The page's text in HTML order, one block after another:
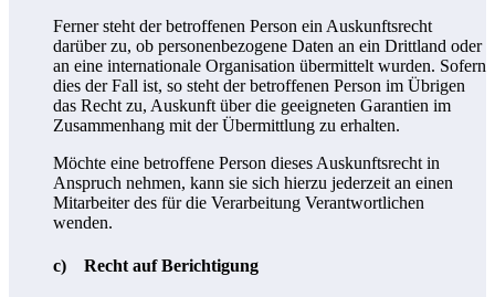
Ferner steht der betroffenen Person ein Auskunftsrecht
darüber zu, ob personenbezogene Daten an ein Drittland oder
an eine internationale Organisation übermittelt wurden. Sofern
dies der Fall ist, so steht der betroffenen Person im Übrigen
das Recht zu, Auskunft über die geeigneten Garantien im
Zusammenhang mit der Übermittlung zu erhalten.
Möchte eine betroffene Person dieses Auskunftsrecht in
Anspruch nehmen, kann sie sich hierzu jederzeit an einen
Mitarbeiter des für die Verarbeitung Verantwortlichen
wenden.
c) Recht auf Berichtigung